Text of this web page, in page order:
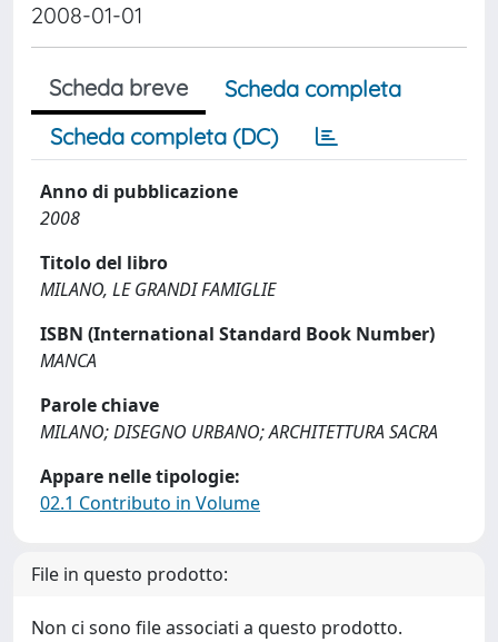
2008-01-01
Scheda breve
Scheda completa
Scheda completa (DC)
Anno di pubblicazione
2008
Titolo del libro
MILANO, LE GRANDI FAMIGLIE
ISBN (International Standard Book Number)
MANCA
Parole chiave
MILANO; DISEGNO URBANO; ARCHITETTURA SACRA
Appare nelle tipologie:
02.1 Contributo in Volume
File in questo prodotto:
Non ci sono file associati a questo prodotto.